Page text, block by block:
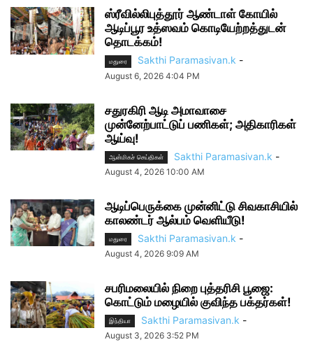
ஸ்ரீவில்லிபுத்தூர் ஆண்டாள் கோயில்
ஆடிப்பூர உத்ஸவம் கொடியேற்றத்துடன்
தொடக்கம்!
மதுரை Sakthi Paramasivan.k -
August 6, 2026 4:04 PM
சதுரகிரி ஆடி அமாவாசை
முன்னேற்பாட்டுப் பணிகள்; அதிகாரிகள்
ஆய்வு!
ஆன்மிகச் செய்திகள் Sakthi Paramasivan.k -
August 4, 2026 10:00 AM
ஆடிப்பெருக்கை முன்னிட்டு சிவகாசியில்
காலண்டர் ஆல்பம் வெளியீடு!
மதுரை Sakthi Paramasivan.k -
August 4, 2026 9:09 AM
சபரிமலையில் நிறை புத்தரிசி பூஜை:
கொட்டும் மழையில் குவிந்த பக்தர்கள்!
இந்தியா Sakthi Paramasivan.k -
August 3, 2026 3:52 PM